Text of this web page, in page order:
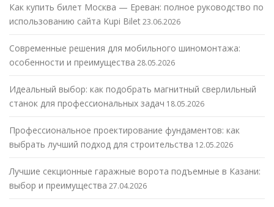
Как купить билет Москва — Ереван: полное руководство по
использованию сайта Kupi Bilet23.06.2026
Современные решения для мобильного шиномонтажа:
особенности и преимущества 28.05.2026
Идеальный выбор: как подобрать магнитный сверлильный
станок для профессиональных задач 18.05.2026
Профессиональное проектирование фундаментов: как
выбрать лучший подход для строительства 12.05.2026
Лучшие секционные гаражные ворота подъемные в Казани:
выбор и преимущества 27.04.2026